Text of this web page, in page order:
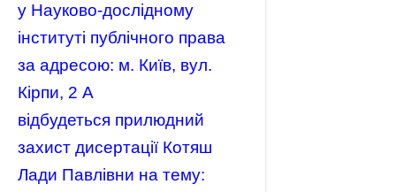
у Науково-дослідному
інституті публічного права
за адресою: м. Київ, вул.
Кірпи, 2 А
відбудеться прилюдний
захист дисертації Котяш
Лади Павлівни на тему: